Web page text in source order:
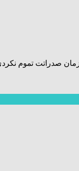
زمان صدراتت تموم